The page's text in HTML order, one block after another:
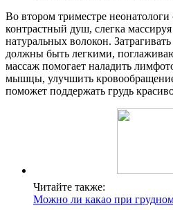
Во втором триместре неонатологи
контрастный душ, слегка
натуральных волокон.
должны быть легкими,
массаж помогает наладить
мышцы, улучшить
поможет поддержать грудь
Читайте также:
Можно ли какао при